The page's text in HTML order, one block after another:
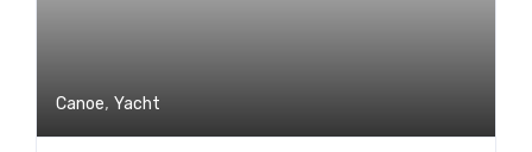
Canoe, Yacht